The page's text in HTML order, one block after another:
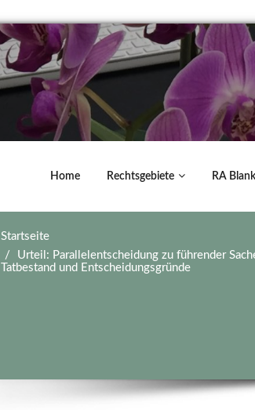
Home Rechtsgebiete RA Blank
Startseite
Urteil: Parallelentscheidung zu führender
Tatbestand und Entscheidungsgründe